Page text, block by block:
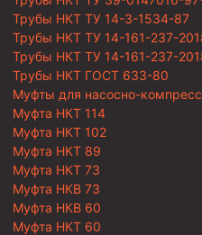
Трубы НКТ ТУ 14-3-1534-87
Трубы НКТ ТУ 14-161-237-
Трубы НКТ ТУ 14-161-237-
Трубы НКТ ГОСТ 633-80
Муфты для насосно-
Муфта НКТ 114
Муфта НКТ 102
Муфта НКТ 89
Муфта НКТ 73
Муфта НКВ 73
Муфта НКВ 60
Муфта НКТ 60